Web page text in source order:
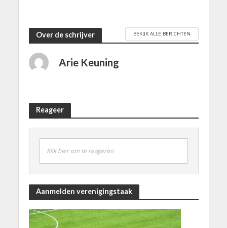
Over de schrijver BEKIJK ALLE BERICHTEN
Arie Keuning
Reageer
Klik hier om te reageren
Aanmelden verenigingstaak